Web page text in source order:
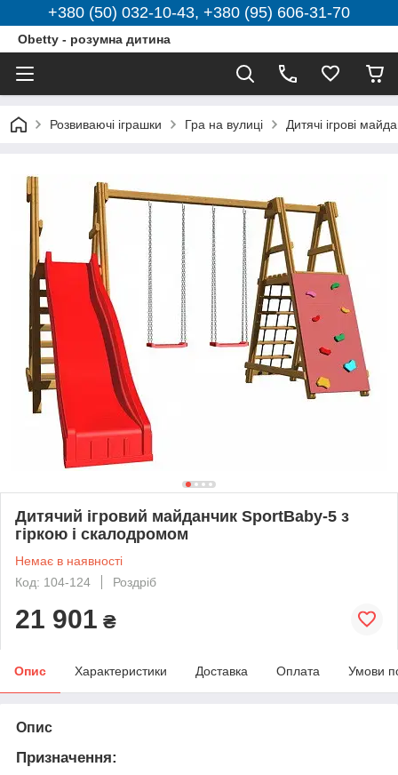
+380 (50) 032-10-43, +380 (95) 606-31-70
Obetty - розумна дитина
Розвиваючі іграшки Гра на вулиці Дитячі ігрові
Дитячий ігровий майданчик SportBaby-5 з
гіркою і скалодромом
Немає в наявності
Код: 104-124
Роздріб
21 901 ₴
Опис Характеристики Доставка Оплата Умови
Опис
Призначення: